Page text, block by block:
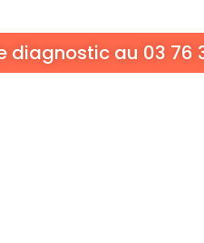
diagnostic au 03 76